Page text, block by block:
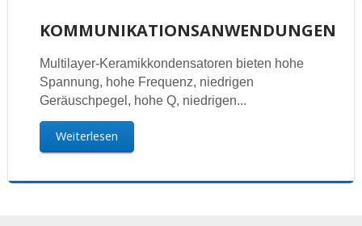
KOMMUNIKATIONSANWENDUNGEN
Multilayer-Keramikkondensatoren bieten hohe
Spannung, hohe Frequenz, niedrigen
Geräuschpegel, hohe Q, niedrigen...
Weiterlesen